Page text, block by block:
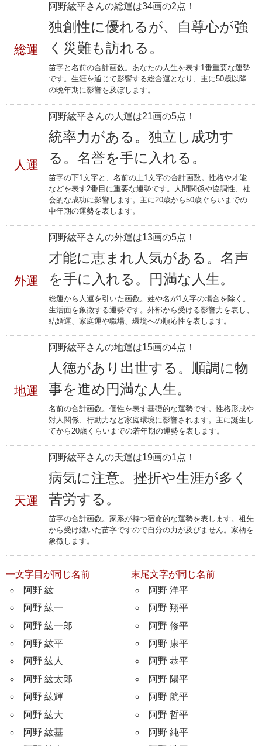
総運
阿野紘平さんの総運は34画の2点！
独創性に優れるが、自尊心が強
く災難も訪れる。
苗字と名前の合計画数。あなたの人生を表す1番重要な運勢
です。生涯を通じて影響する総合運となり、主に50歳以降
の晩年期に影響を及ぼします。
人運
阿野紘平さんの人運は21画の5点！
統率力がある。独立し成功す
る。名誉を手に入れる。
苗字の下1文字と、名前の上1文字の合計画数。性格や才能
などを表す2番目に重要な運勢です。人間関係や協調性、社
会的な成功に影響します。主に20歳から50歳ぐらいまでの
中年期の運勢を表します。
外運
阿野紘平さんの外運は13画の5点！
才能に恵まれ人気がある。名声
を手に入れる。円満な人生。
総運から人運を引いた画数。姓や名が1文字の場合を除く。
生活面を象徴する運勢です。外部から受ける影響力を表し、
結婚運、家庭運や職場、環境への順応性を表します。
地運
阿野紘平さんの地運は15画の4点！
人徳があり出世する。順調に物
事を進め円満な人生。
名前の合計画数。個性を表す基礎的な運勢です。性格形成や
対人関係、行動力など家庭環境に影響されます。主に誕生し
てから20歳くらいまでの若年期の運勢を表します。
天運
阿野紘平さんの天運は19画の1点！
病気に注意。挫折や生涯が多く
苦労する。
苗字の合計画数。家系が持つ宿命的な運勢を表します。祖先
から受け継いだ苗字ですので自分の力が及びません。家柄を
象徴します。
一文字目が同じ名前
阿野 紘
阿野 紘一
阿野 紘一郎
阿野 紘平
阿野 紘人
阿野 紘太郎
阿野 紘輝
阿野 紘大
阿野 紘基
末尾文字が同じ名前
阿野 洋平
阿野 翔平
阿野 修平
阿野 康平
阿野 恭平
阿野 陽平
阿野 航平
阿野 哲平
阿野 純平